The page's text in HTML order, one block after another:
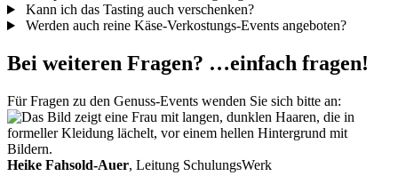
Kann ich das Tasting auch verschenken?
Werden auch reine Käse-Verkostungs-Events angeboten?
Bei weiteren Fragen? …einfach fragen!
Für Fragen zu den Genuss-Events wenden Sie sich bitte an:
Heike Fahsold-Auer, Leitung SchulungsWerk